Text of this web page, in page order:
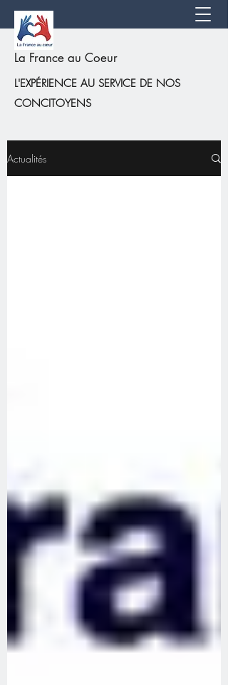
La France au Coeur
L'EXPÉRIENCE AU SERVICE DE NOS
CONCITOYENS
Actualités